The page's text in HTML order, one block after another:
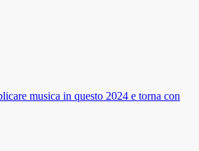
musica in questo 2024 e torna con